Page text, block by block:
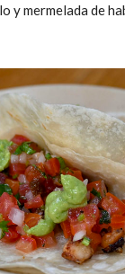
y mermelada de